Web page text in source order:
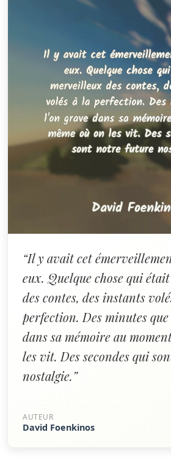
“Il y avait cet
eux. Quelque chose qui
des contes, des instants
perfection. Des minutes
dans sa mémoire au
les vit. Des secondes qui
nostalgie.”
AUTEUR
David Foenkinos